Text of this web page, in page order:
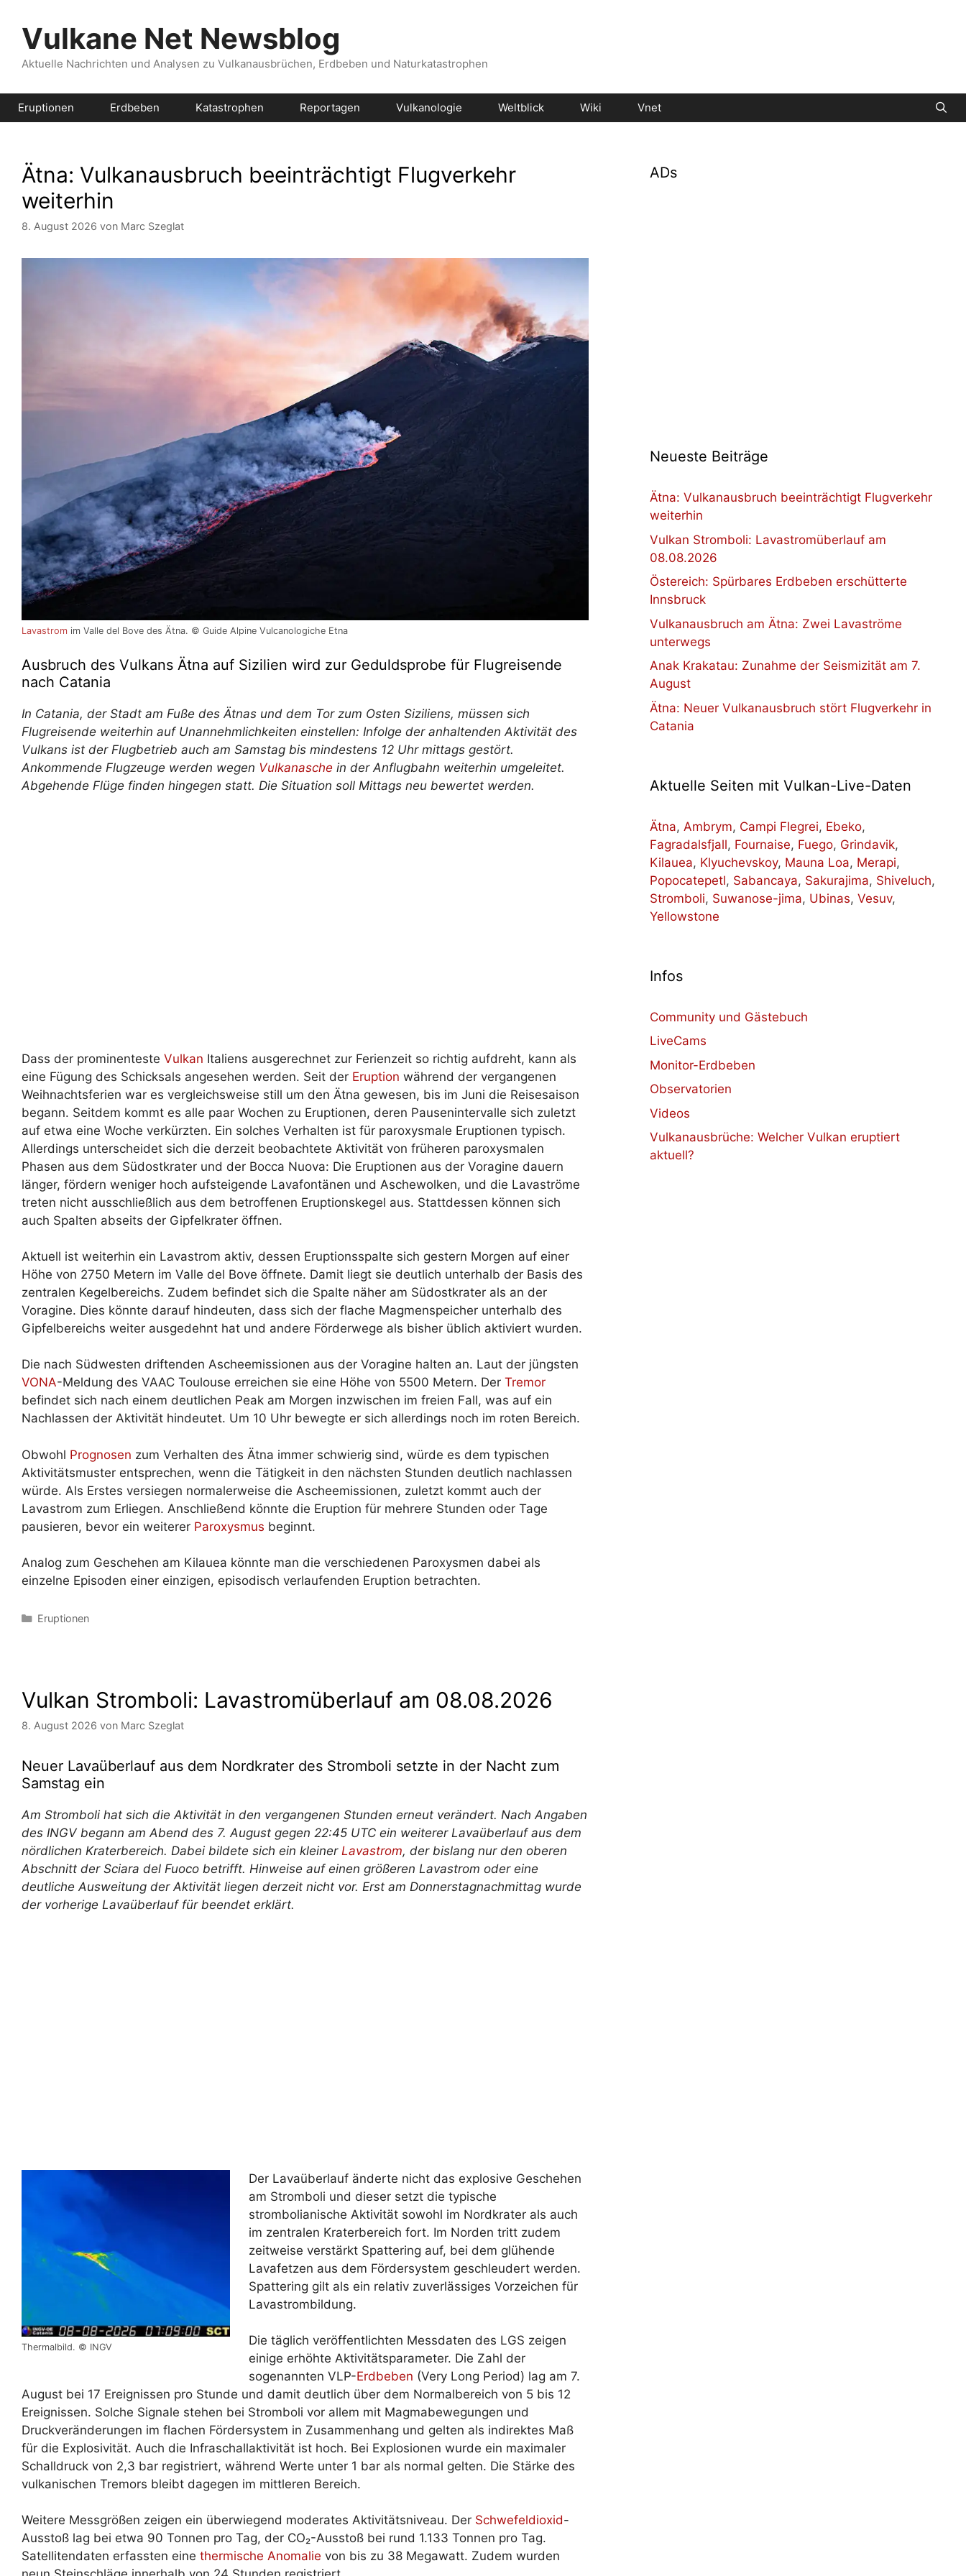
Inhalt
springenVulkane Net Newsblog
Aktuelle Nachrichten und Analysen zu Vulkanausbrüchen, Erdbeben und Naturkatastrophen
Eruptionen Erdbeben Katastrophen Reportagen Vulkanologie Weltblick Wiki Vnet
Ätna: Vulkanausbruch beeinträchtigt Flugverkehr
weiterhin
8. August 2026 von Marc Szeglat
Lavastrom im Valle del Bove des Ätna. © Guide Alpine Vulcanologiche Etna
Ausbruch des Vulkans Ätna auf Sizilien wird zur Geduldsprobe für Flugreisende
nach Catania
In Catania, der Stadt am Fuße des Ätnas und dem Tor zum Osten Siziliens, müssen sich
Flugreisende weiterhin auf Unannehmlichkeiten einstellen: Infolge der anhaltenden Aktivität des
Vulkans ist der Flugbetrieb auch am Samstag bis mindestens 12 Uhr mittags gestört.
Ankommende Flugzeuge werden wegen Vulkanasche in der Anflugbahn weiterhin umgeleitet.
Abgehende Flüge finden hingegen statt. Die Situation soll Mittags neu bewertet werden.
Dass der prominenteste Vulkan Italiens ausgerechnet zur Ferienzeit so richtig aufdreht, kann als
eine Fügung des Schicksals angesehen werden. Seit der Eruption während der vergangenen
Weihnachtsferien war es vergleichsweise still um den Ätna gewesen, bis im Juni die Reisesaison
begann. Seitdem kommt es alle paar Wochen zu Eruptionen, deren Pausenintervalle sich zuletzt
auf etwa eine Woche verkürzten. Ein solches Verhalten ist für paroxysmale Eruptionen typisch.
Allerdings unterscheidet sich die derzeit beobachtete Aktivität von früheren paroxysmalen
Phasen aus dem Südostkrater und der Bocca Nuova: Die Eruptionen aus der Voragine dauern
länger, fördern weniger hoch aufsteigende Lavafontänen und Aschewolken, und die Lavaströme
treten nicht ausschließlich aus dem betroffenen Eruptionskegel aus. Stattdessen können sich
auch Spalten abseits der Gipfelkrater öffnen.
Aktuell ist weiterhin ein Lavastrom aktiv, dessen Eruptionsspalte sich gestern Morgen auf einer
Höhe von 2750 Metern im Valle del Bove öffnete. Damit liegt sie deutlich unterhalb der Basis des
zentralen Kegelbereichs. Zudem befindet sich die Spalte näher am Südostkrater als an der
Voragine. Dies könnte darauf hindeuten, dass sich der flache Magmenspeicher unterhalb des
Gipfelbereichs weiter ausgedehnt hat und andere Förderwege als bisher üblich aktiviert wurden.
Die nach Südwesten driftenden Ascheemissionen aus der Voragine halten an. Laut der jüngsten
VONA-Meldung des VAAC Toulouse erreichen sie eine Höhe von 5500 Metern. Der Tremor
befindet sich nach einem deutlichen Peak am Morgen inzwischen im freien Fall, was auf ein
Nachlassen der Aktivität hindeutet. Um 10 Uhr bewegte er sich allerdings noch im roten Bereich.
Obwohl Prognosen zum Verhalten des Ätna immer schwierig sind, würde es dem typischen
Aktivitätsmuster entsprechen, wenn die Tätigkeit in den nächsten Stunden deutlich nachlassen
würde. Als Erstes versiegen normalerweise die Ascheemissionen, zuletzt kommt auch der
Lavastrom zum Erliegen. Anschließend könnte die Eruption für mehrere Stunden oder Tage
pausieren, bevor ein weiterer Paroxysmus beginnt.
Analog zum Geschehen am Kilauea könnte man die verschiedenen Paroxysmen dabei als
einzelne Episoden einer einzigen, episodisch verlaufenden Eruption betrachten.
Kategorien
Eruptionen
Vulkan Stromboli: Lavastromüberlauf am 08.08.2026
8. August 2026 von Marc Szeglat
Neuer Lavaüberlauf aus dem Nordkrater des Stromboli setzte in der Nacht zum
Samstag ein
Am Stromboli hat sich die Aktivität in den vergangenen Stunden erneut verändert. Nach Angaben
des INGV begann am Abend des 7. August gegen 22:45 UTC ein weiterer Lavaüberlauf aus dem
nördlichen Kraterbereich. Dabei bildete sich ein kleiner Lavastrom, der bislang nur den oberen
Abschnitt der Sciara del Fuoco betrifft. Hinweise auf einen größeren Lavastrom oder eine
deutliche Ausweitung der Aktivität liegen derzeit nicht vor. Erst am Donnerstagnachmittag wurde
der vorherige Lavaüberlauf für beendet erklärt.
Thermalbild. © INGV
Der Lavaüberlauf änderte nicht das explosive Geschehen
am Stromboli und dieser setzt die typische
strombolianische Aktivität sowohl im Nordkrater als auch
im zentralen Kraterbereich fort. Im Norden tritt zudem
zeitweise verstärkt Spattering auf, bei dem glühende
Lavafetzen aus dem Fördersystem geschleudert werden.
Spattering gilt als ein relativ zuverlässiges Vorzeichen für
Lavastrombildung.
Die täglich veröffentlichten Messdaten des LGS zeigen
einige erhöhte Aktivitätsparameter. Die Zahl der
sogenannten VLP-Erdbeben (Very Long Period) lag am 7.
August bei 17 Ereignissen pro Stunde und damit deutlich über dem Normalbereich von 5 bis 12
Ereignissen. Solche Signale stehen bei Stromboli vor allem mit Magmabewegungen und
Druckveränderungen im flachen Fördersystem in Zusammenhang und gelten als indirektes Maß
für die Explosivität. Auch die Infraschallaktivität ist hoch. Bei Explosionen wurde ein maximaler
Schalldruck von 2,3 bar registriert, während Werte unter 1 bar als normal gelten. Die Stärke des
vulkanischen Tremors bleibt dagegen im mittleren Bereich.
Weitere Messgrößen zeigen ein überwiegend moderates Aktivitätsniveau. Der Schwefeldioxid-
Ausstoß lag bei etwa 90 Tonnen pro Tag, der CO₂-Ausstoß bei rund 1.133 Tonnen pro Tag.
Satellitendaten erfassten eine thermische Anomalie von bis zu 38 Megawatt. Zudem wurden
ADs
Neueste Beiträge
Ätna: Vulkanausbruch beeinträchtigt Flugverkehr
weiterhin
Vulkan Stromboli: Lavastromüberlauf am
08.08.2026
Östereich: Spürbares Erdbeben erschütterte
Innsbruck
Vulkanausbruch am Ätna: Zwei Lavaströme
unterwegs
Anak Krakatau: Zunahme der Seismizität am 7.
August
Ätna: Neuer Vulkanausbruch stört Flugverkehr in
Catania
Aktuelle Seiten mit Vulkan-Live-Daten
Ätna, Ambrym, Campi Flegrei, Ebeko,
Fagradalsfjall, Fournaise, Fuego, Grindavik,
Kilauea, Klyuchevskoy, Mauna Loa, Merapi,
Popocatepetl, Sabancaya, Sakurajima, Shiveluch,
Stromboli, Suwanose-jima, Ubinas, Vesuv,
Yellowstone
Infos
Community und Gästebuch
LiveCams
Monitor-Erdbeben
Observatorien
Videos
Vulkanausbrüche: Welcher Vulkan eruptiert
aktuell?